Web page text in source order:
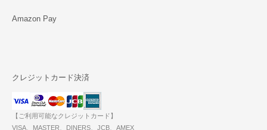
Amazon Pay
クレジットカード決済
【ご利用可能なクレジットカード】
VISA、MASTER、DINERS、JCB、AMEX